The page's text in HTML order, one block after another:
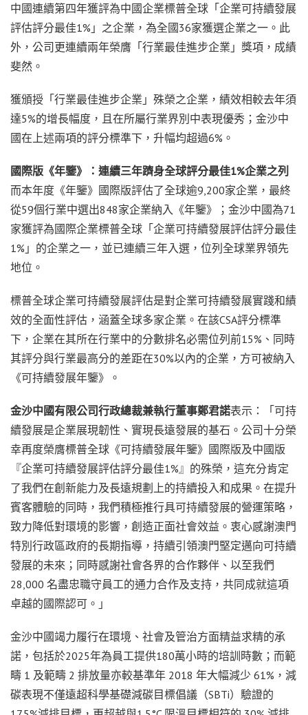
中國連續第四年獲評為中國企業標普全球「企業可持續發展
評估評分最佳1%」之企業，為全國36家獲選企業之一。此
外，公司更連續兩年榮膺「行業最佳進步企業」獎項，成績
斐然。
獲頒授「行業最佳進步企業」殊榮之企業，績效相較去年須
達5%的增長幅度，且在所屬行業界別中表現優秀；金沙中
國在上述兩項的評分標準下，升幅均超過6%。
國際版《年鑒》：連續三年躋身全球評分最佳1%企業之列
而本年度《年鑒》國際版評估了全球逾9,200家企業，最終
從59個行業中選出848家企業納入《年鑒》；金沙中國為71
家獲評為國際企業標普全球「企業可持續發展評估評分最佳
1%」的企業之一，並已連續三年入選，位列全球業界領先
地位。
標普全球企業可持續發展評估是對企業可持續發展實踐和績
效的全面性評估，涵蓋全球多家企業。在該CSA評分標準
下，企業在其所在行業中的分數排名必需位列前15%、同時
其評分與行業最高分的差距在30%以內的企業，方可被納入
《可持續發展年鑒》。
金沙中國有限公司行政總裁兼執行董事鄭君諾表示：「可持
續發展是企業展現韌性、實現長遠發展的基石。公司十分榮
幸再度榮膺標普全球《可持續發展年鑒》國際版及中國版
『企業可持續發展評估評分最佳1%』的殊榮，這充分肯定
了我們在創新能力及長遠規劃上的持續投入和成果。在提升
賓客體驗的同時，我們積極推行具可持續發展的營運策略，
致力降低對環境的影響，創造正面社會效益。衷心感謝澳門
特別行政區政府的長期指導，持續引領澳門堅定邁向可持續
發展的未來；同時感謝社會各界的合作夥伴、以至我們
28,000 名盡忠職守員工的通力合作及支持，共同成就這項
卓越的國際認可。」
金沙中國竭力履行在環境、社會及管治方面精益求精的承
諾，包括於2025年為員工提供180萬小時的培訓時數；而範
疇 1 及範疇 2 排放量亦較基準年 2018 年大幅減少 61%，減
碳表現不僅遠超科學基礎減碳目標倡議（SBTi）驗證的